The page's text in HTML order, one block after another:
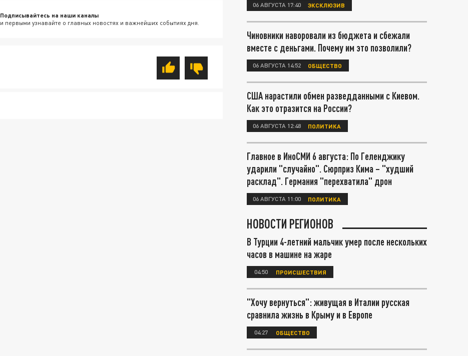
Подписывайтесь на наши каналы
и первыми узнавайте о главных новостях и важнейших событиях дня.
06 АВГУСТА 17:40 ЭКСКЛЮЗИВ
Чиновники наворовали из бюджета и сбежали
вместе с деньгами. Почему им это позволили?
06 АВГУСТА 14:52 ОБЩЕСТВО
США нарастили обмен разведданными с Киевом.
Как это отразится на России?
06 АВГУСТА 12:48 ПОЛИТИКА
Главное в ИноСМИ 6 августа: По Геленджику
ударили "случайно". Сюрприз Кима – "худший
расклад". Германия "перехватила" дрон
06 АВГУСТА 11:00 ПОЛИТИКА
НОВОСТИ РЕГИОНОВ
В Турции 4-летний мальчик умер после нескольких
часов в машине на жаре
04:50 ПРОИСШЕСТВИЯ
"Хочу вернуться": живущая в Италии русская
сравнила жизнь в Крыму и в Европе
04:27 ОБЩЕСТВО